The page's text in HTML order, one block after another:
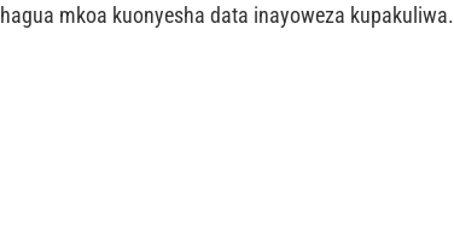
mkoa kuonyesha data inayoweza kupakuliwa.